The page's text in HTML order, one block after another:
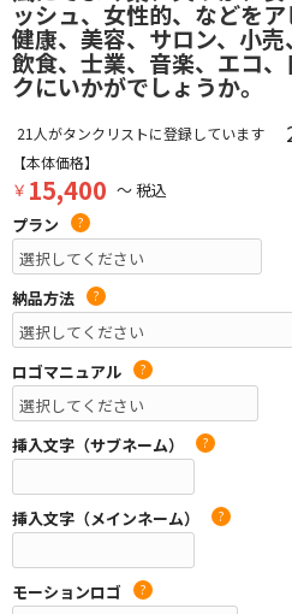
ッシュ、女性的、などをア
健康、美容、サロン、小売
飲食、士業、音楽、エコ
クにいかがでしょうか。
21 人がタンクリストに登録しています
【本体価格】
￥ 15,400 ～ 税込
プラン
?
納品方法 ?
ロゴマニュアル ?
挿入文字（サブネーム） ?
挿入文字（メインネーム） ?
モーションロゴ ?